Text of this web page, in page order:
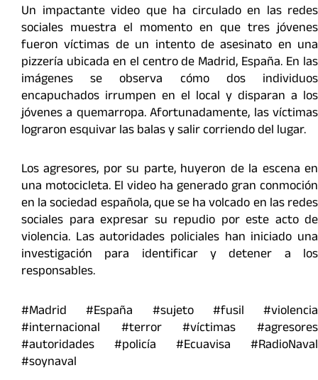
Un impactante video que ha circulado en las redes
sociales muestra el momento en que tres jóvenes
fueron víctimas de un intento de asesinato en una
pizzería ubicada en el centro de Madrid, España. En las
imágenes se observa cómo dos individuos
encapuchados irrumpen en el local y disparan a los
jóvenes a quemarropa. Afortunadamente, las víctimas
lograron esquivar las balas y salir corriendo del lugar.
Los agresores, por su parte, huyeron de la escena en
una motocicleta. El video ha generado gran conmoción
en la sociedad española, que se ha volcado en las redes
sociales para expresar su repudio por este acto de
violencia. Las autoridades policiales han iniciado una
investigación para identificar y detener a los
responsables.
#Madrid #España #sujeto #fusil #violencia
#internacional #terror #víctimas #agresores
#autoridades #policía #Ecuavisa #RadioNaval
#soynaval